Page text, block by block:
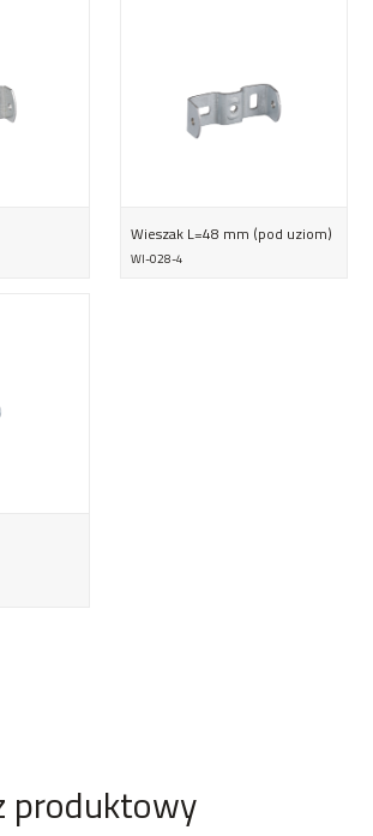
Wieszak L=48 mm (pod uziom)
WI-028-4
produktowy